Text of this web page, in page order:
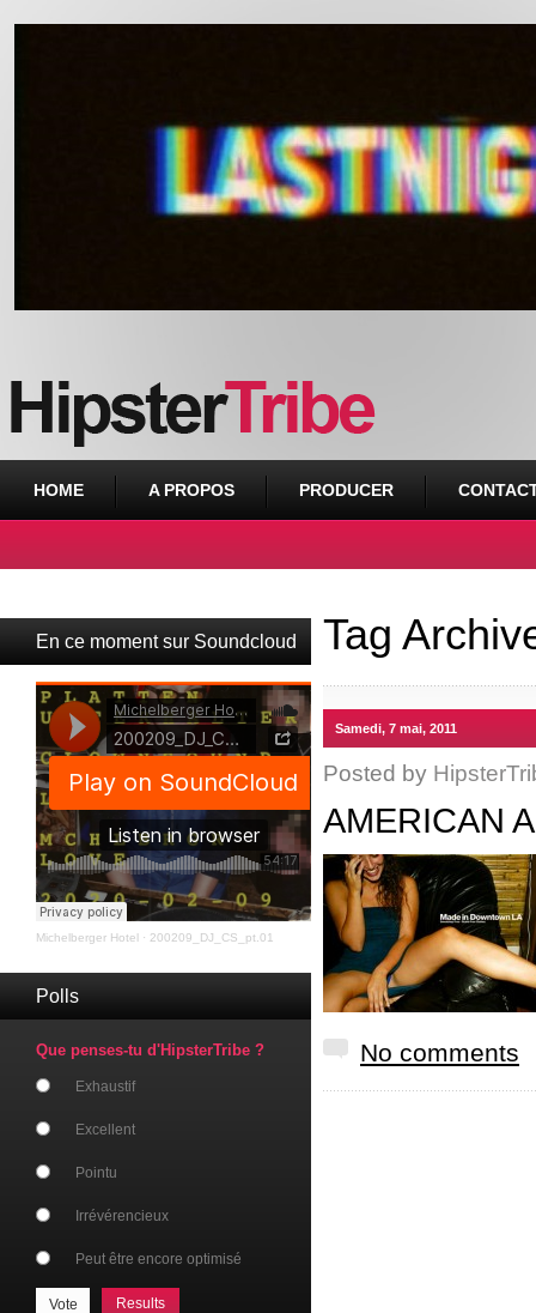
HOME A PROPOS PRODUCER
En ce moment sur Soundcloud
Michelberger Hotel · 200209_DJ_CS_pt.01
Polls
Que penses-tu d'HipsterTribe ?
Exhaustif
Excellent
Pointu
Irrévérencieux
Peut être encore optimisé
Results
Tag
Samedi, 7 mai, 2011
Posted by
AMERICAN
No comments